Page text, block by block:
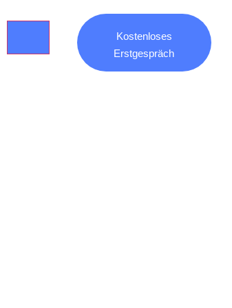
Kostenloses
Erstgespräch